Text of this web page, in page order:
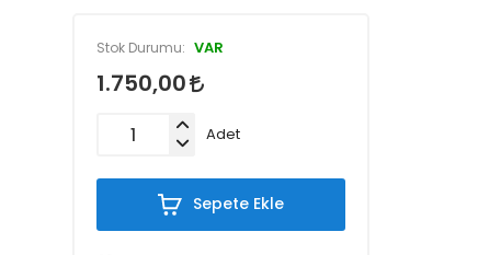
Stok Durumu: VAR
1.750,00
Adet
Sepete Ekle